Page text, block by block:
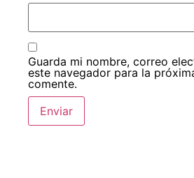
Guarda mi nombre, correo
este navegador para la
comente.